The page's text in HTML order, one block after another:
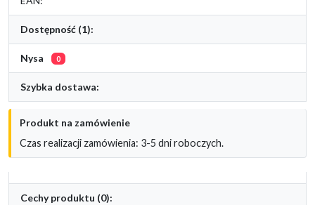
Dostępność (1):
Nysa 0
Szybka dostawa:
Produkt na zamówienie
Czas realizacji zamówienia: 3-5 dni roboczych.
Cechy produktu (0):